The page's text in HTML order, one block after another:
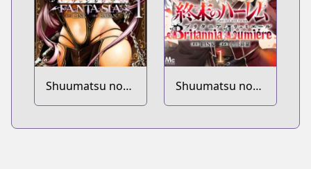
Shuumatsu no
Harem: Fantasia
Shuumatsu no
Harem: Britannia